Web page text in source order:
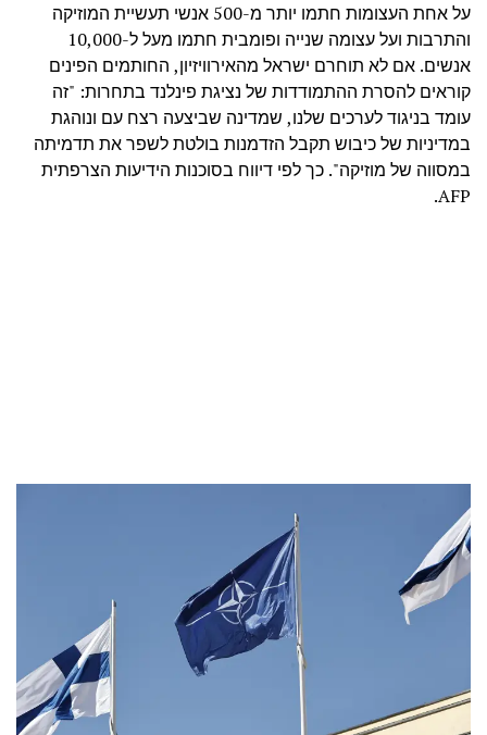
על אחת העצומות חתמו יותר מ-500 אנשי תעשיית המוזיקה
והתרבות ועל עצומה שנייה ופומבית חתמו מעל ל-10,000
אנשים. אם לא תוחרם ישראל מהאירוויזיון, החותמים הפינים
קוראים להסרת ההתמודדות של נציגת פינלנד בתחרות: "זה
עומד בניגוד לערכים שלנו, שמדינה שביצעה רצח עם ונוהגת
במדיניות של כיבוש תקבל הזדמנות בולטת לשפר את תדמיתה
במסווה של מוזיקה". כך לפי דיווח בסוכנות הידיעות הצרפתית
AFP.